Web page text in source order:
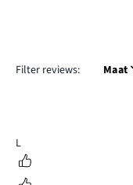
Filter reviews: Maat
5L